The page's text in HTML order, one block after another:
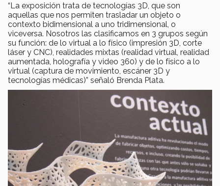
“La exposición trata de tecnologías 3D, que son
aquellas que nos permiten trasladar un objeto o
contexto bidimensional a uno tridimensional, o
viceversa. Nosotros las clasificamos en 3 grupos según
su función: de lo virtual a lo físico (impresión 3D, corte
láser y CNC), realidades mixtas (realidad virtual, realidad
aumentada, holografía y video 360) y de lo físico a lo
virtual (captura de movimiento, escáner 3D y
tecnologías médicas)” señaló Brenda Plata.